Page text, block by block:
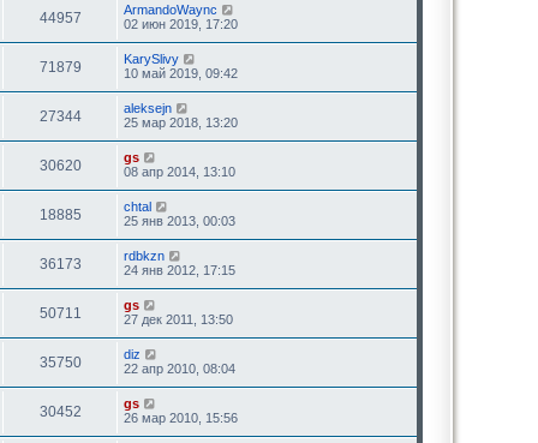
44957
ArmandoWaync
02 июн 2019, 17:20
71879
KarySlivy
10 май 2019, 09:42
27344
aleksejn
25 мар 2018, 13:20
30620
gs
08 апр 2014, 13:10
18885
chtal
25 янв 2013, 00:03
36173
rdbkzn
24 янв 2012, 17:15
50711
gs
27 дек 2011, 13:50
35750
diz
22 апр 2010, 08:04
30452
gs
26 мар 2010, 15:56